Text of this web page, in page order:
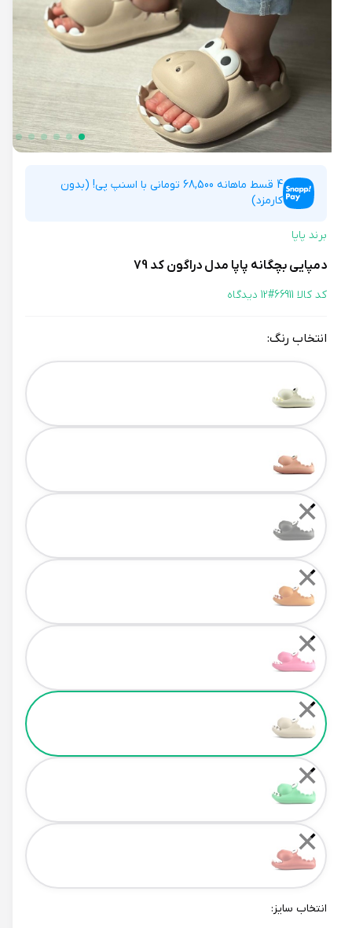
4 قسط ماهانه 68,500 تومانی با اسنپ پی! (بدون
کارمزد)
برند پاپا
دمپایی بچگانه پاپا مدل دراگون کد 79
کد کالا 66911# 12 دیدگاه
انتخاب رنگ:
Color
✕
✕
✕
✕
✕
✕
انتخاب سایز: